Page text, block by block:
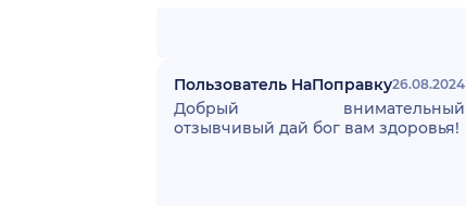
Пользователь НаПоправку26.08.2024
Добрый внимательный
отзывчивый дай бог вам здоровья!